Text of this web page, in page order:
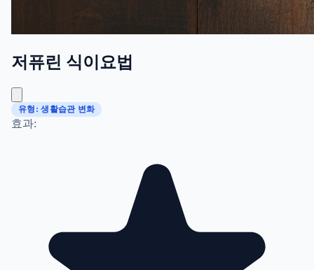
저퓨린 식이요법
유형: 생활습관 변화
효과: